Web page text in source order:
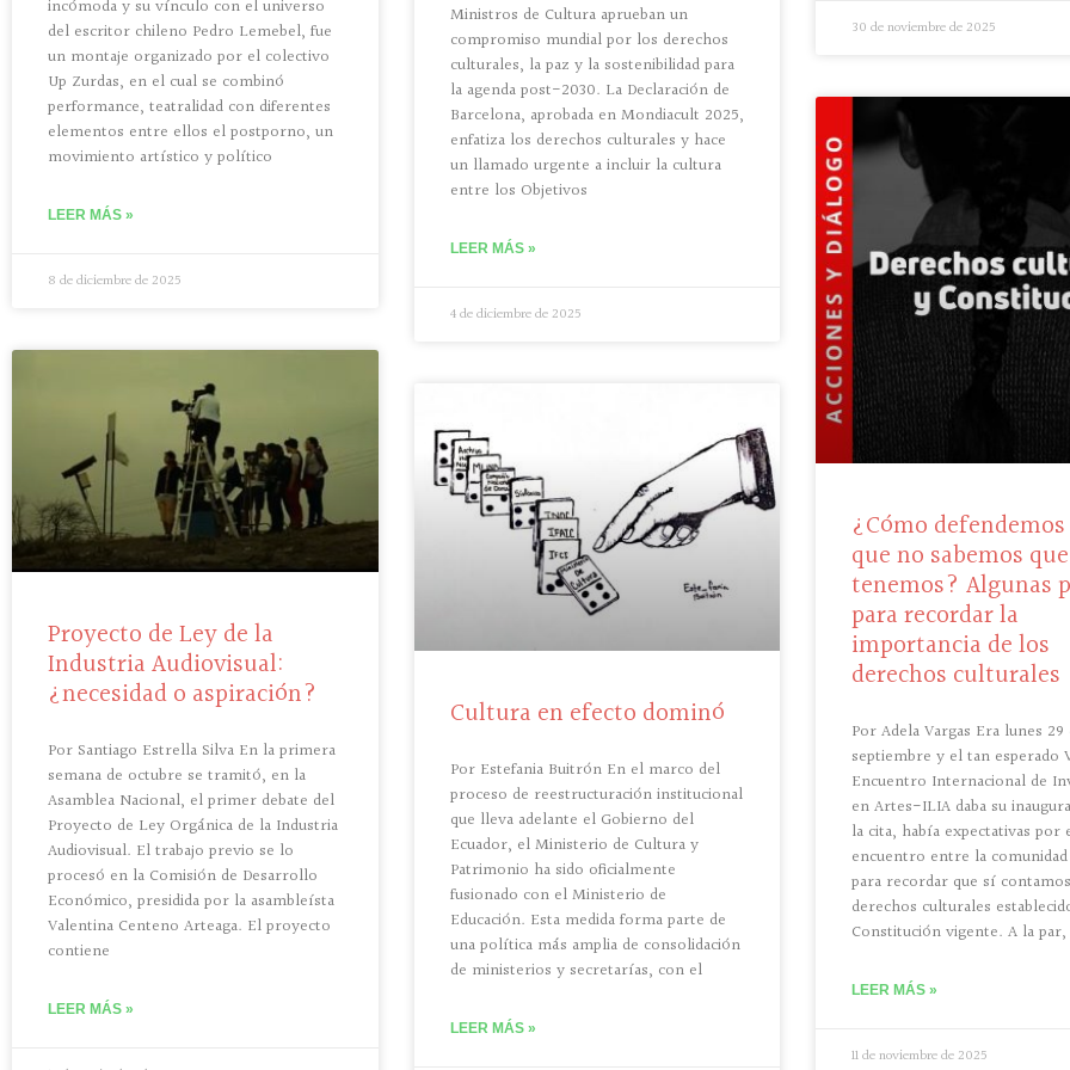
incómoda y su vínculo con el universo
del escritor chileno Pedro Lemebel, fue
un montaje organizado por el colectivo
Up Zurdas, en el cual se combinó
performance, teatralidad con diferentes
elementos entre ellos el postporno, un
movimiento artístico y político
LEER MÁS »
8 de diciembre de 2025
Ministros de Cultura aprueban un
compromiso mundial por los derechos
culturales, la paz y la sostenibilidad para
la agenda post-2030. La Declaración de
Barcelona, aprobada en Mondiacult 2025,
enfatiza los derechos culturales y hace
un llamado urgente a incluir la cultura
entre los Objetivos
LEER MÁS »
4 de diciembre de 2025
30 de noviembre de 2025
Proyecto de Ley de la
Industria Audiovisual:
¿necesidad o aspiración?
Por Santiago Estrella Silva En la primera
semana de octubre se tramitó, en la
Asamblea Nacional, el primer debate del
Proyecto de Ley Orgánica de la Industria
Audiovisual. El trabajo previo se lo
procesó en la Comisión de Desarrollo
Económico, presidida por la asambleísta
Valentina Centeno Arteaga. El proyecto
contiene
LEER MÁS »
Cultura en efecto dominó
Por Estefania Buitrón En el marco del
proceso de reestructuración institucional
que lleva adelante el Gobierno del
Ecuador, el Ministerio de Cultura y
Patrimonio ha sido oficialmente
fusionado con el Ministerio de
Educación. Esta medida forma parte de
una política más amplia de consolidación
de ministerios y secretarías, con el
LEER MÁS »
¿Cómo
que no sabemos que
tenemos? Algunas
para recordar la
importancia de los
derechos culturales
Por Adela Vargas Era lunes 29
septiembre y el tan esperado
Encuentro Internacional de
en Artes-ILIA daba su
la cita, había expectativas por
encuentro entre la
para recordar que sí
derechos culturales
Constitución vigente. A la par,
LEER MÁS »
11 de noviembre de 2025